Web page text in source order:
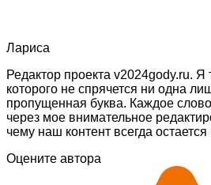
Лариса
Редактор проекта v2024gody.ru. Я
которого не спрячется ни одна
пропущенная буква. Каждое
через мое внимательное
чему наш контент всегда
Оцените автора